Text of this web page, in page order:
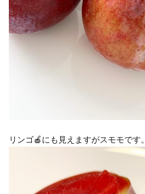
リンゴ🍎にも見えますがスモモです。